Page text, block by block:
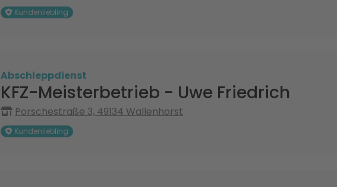
Kundenliebling
Abschleppdienst
KFZ-Meisterbetrieb - Uwe Friedrich
Porschestraße 3, 49134 Wallenhorst
Kundenliebling